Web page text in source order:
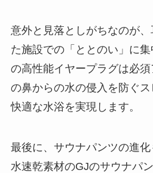
意外と見落としがちなのが
た施設での「ととのい」に
の高性能イヤープラグは必
の鼻からの水の侵入を防ぐス
快適な水浴を実現します。
最後に、サウナパンツの進
水速乾素材のGJのサウナパ